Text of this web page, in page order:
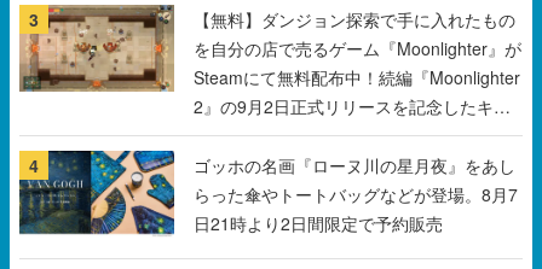
3
【無料】ダンジョン探索で手に入れたもの
を自分の店で売るゲーム『Moonlighter』が
Steamにて無料配布中！続編『Moonlighter
2』の9月2日正式リリースを記念したキャ
ンペーン
4
ゴッホの名画『ローヌ川の星月夜』をあし
らった傘やトートバッグなどが登場。8月7
日21時より2日間限定で予約販売